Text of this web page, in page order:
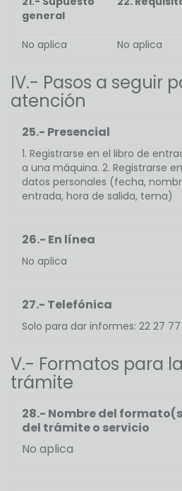
general
No aplica No aplica
IV.- Pasos a seguir
atención
25.- Presencial
1. Registrarse en el libro de
a una máquina. 2. Registrarse
datos personales (fecha,
entrada, hora de salida, tema)
26.- En línea
No aplica
27.- Telefónica
Solo para dar informes: 22 27
V.- Formatos para
trámite
28.- Nombre del
del trámite o servicio
No aplica